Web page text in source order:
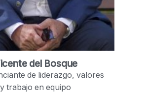
del Bosque
de liderazgo, valores
y trabajo en equipo